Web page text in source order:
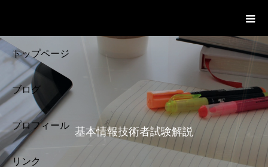
トップページ
ブログ
プロフィール
リンク
基本情報技術者試験解説